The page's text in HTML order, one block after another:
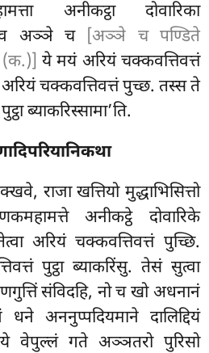
अनीकट्ठा दोवारिका
अञ्ञे च
[अञ्ञे च पण्डिते
(क.)] ये मयं अरियं चक्कवत्तिवत्तं
चक्कवत्तिवत्तं पुच्छ. तस्स ते
ब्याकरिस्सामा’ति.
राजा खत्तियो मुद्धाभिसित्तो
अनीकट्ठे दोवारिके
अरियं चक्कवत्तिवत्तं पुच्छि.
पुट्ठा ब्याकरिंसु. तेसं सुत्वा
संविदहि, नो च खो अधनानं
अननुप्पदियमाने दालिद्दियं
वेपुल्लं गते अञ्ञतरो पुरिसो